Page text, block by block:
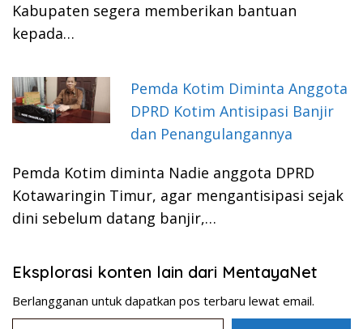
Kabupaten segera memberikan bantuan
kepada…
Pemda Kotim Diminta Anggota
DPRD Kotim Antisipasi Banjir
dan Penangulangannya
Pemda Kotim diminta Nadie anggota DPRD
Kotawaringin Timur, agar mengantisipasi sejak
dini sebelum datang banjir,…
Eksplorasi konten lain dari MentayaNet
Berlangganan untuk dapatkan pos terbaru lewat email.
Ketikkan email Anda...